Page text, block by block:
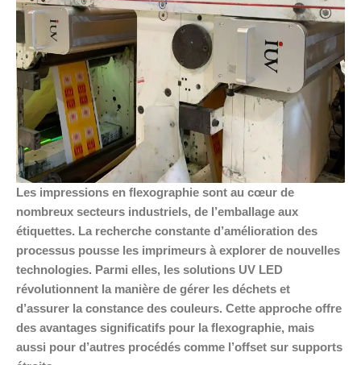
Les impressions en flexographie sont au cœur de
nombreux secteurs industriels, de l’emballage aux
étiquettes. La recherche constante d’amélioration des
processus pousse les imprimeurs à explorer de nouvelles
technologies. Parmi elles, les solutions UV LED
révolutionnent la manière de gérer les déchets et
d’assurer la constance des couleurs. Cette approche offre
des avantages significatifs pour la flexographie, mais
aussi pour d’autres procédés comme l’offset sur supports